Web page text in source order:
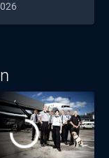
Folge 11 Kurioser